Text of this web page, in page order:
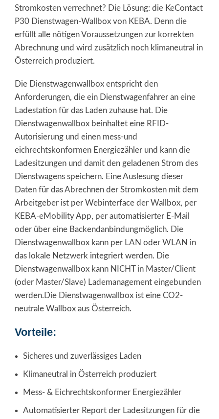
Stromkosten verrechnet? Die Lösung: die KeContact
P30 Dienstwagen-Wallbox von KEBA. Denn die
erfüllt alle nötigen Voraussetzungen zur korrekten
Abrechnung und wird zusätzlich noch klimaneutral in
Österreich produziert.
Die Dienstwagenwallbox entspricht den
Anforderungen, die ein Dienstwagenfahrer an eine
Ladestation für das Laden zuhause hat. Die
Dienstwagenwallbox beinhaltet eine RFID-
Autorisierung und einen mess-und
eichrechtskonformen Energiezähler und kann die
Ladesitzungen und damit den geladenen Strom des
Dienstwagens speichern. Eine Auslesung dieser
Daten für das Abrechnen der Stromkosten mit dem
Arbeitgeber ist per Webinterface der Wallbox, per
KEBA-eMobility App, per automatisierter E-Mail
oder über eine Backendanbindungmöglich. Die
Dienstwagenwallbox kann per LAN oder WLAN in
das lokale Netzwerk integriert werden. Die
Dienstwagenwallbox kann NICHT in Master/Client
(oder Master/Slave) Lademanagement eingebunden
werden.Die Dienstwagenwallbox ist eine CO2-
neutrale Wallbox aus Österreich.
Vorteile:
Sicheres und zuverlässiges Laden
Klimaneutral in Österreich produziert
Mess- & Eichrechtskonformer Energiezähler
Automatisierter Report der Ladesitzungen für die